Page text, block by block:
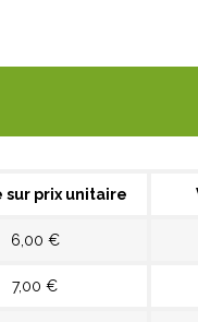
sur prix unitaire
6,00 €
7,00 €